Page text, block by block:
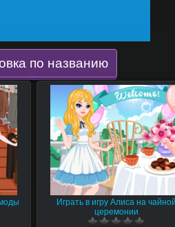
по названию
Играть в игру Алиса на чайной
церемонии